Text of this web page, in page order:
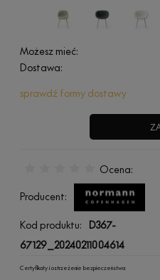
Możesz mieć:
Dostawa:
Cena nie zawiera ewentualnych
sprawdź formy dostawy
Ocena:
Producent:
Kod produktu:
D367-
67129_20240211004614
Certyfikaty i ostrzeżenie bezpieczeństwa